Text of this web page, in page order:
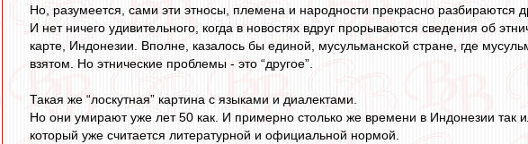
Но, разумеется, сами эти этносы, племена и народности прекрасно разбираются
И нет ничего удивительного, когда в новостях вдруг прорываются сведения об
карте, Индонезии. Вполне, казалось бы единой, мусульманской стране, где
взятом. Но этнические проблемы - это “другое”.
Такая же “лоскутная” картина с языками и диалектами.
Но они умирают уже лет 50 как. И примерно столько же времени в Индонезии так
который уже считается литературной и официальной нормой.